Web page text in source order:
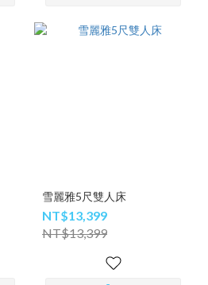
雪麗雅5尺雙人床
NT$13,399
NT$13,399